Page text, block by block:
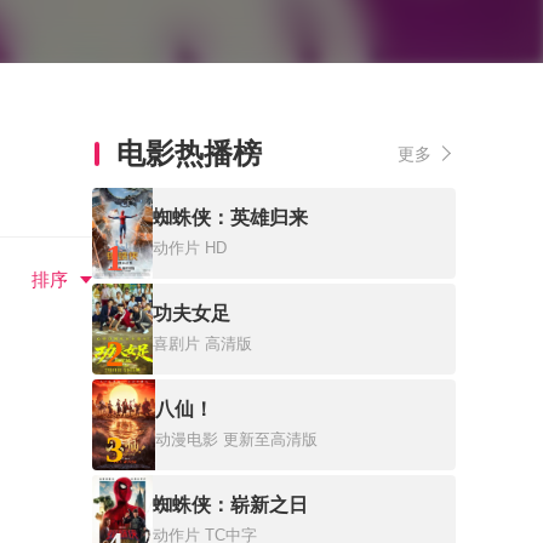
排序
电影热播榜 更多
1
蜘蛛侠：英雄归来
动作片 HD
2
功夫女足
喜剧片 高清版
3
八仙！
动漫电影 更新至高清版
蜘蛛侠：崭新之日
动作片 TC中字